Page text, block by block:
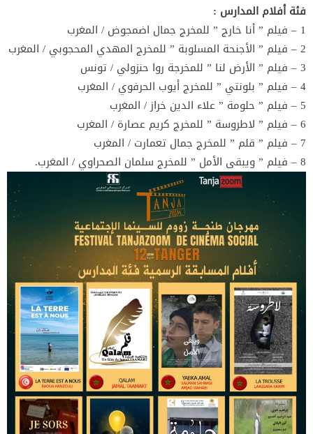
فئة أفلام المدارس :
1 – فيلم ” أنا خارج ” للمخرج جمال اضمجوض / المغرب
2 – فيلم ” الأجنحة المسلوبة ” للمخرج المهدي المحجوبي / المغرب
3 – فيلم ” الأرض لنا ” للمخرجة روا حنزولي / تونس
4 – فيلم ” بلونتي ” للمخرج أيوب الحرفوي / المغرب
5 – فيلم ” حلومة ” علاء الدين خراز / المغرب
6 – فيلم ” لاطروسة ” للمخرج كريم عصارة / المغرب
7 – فيلم ” قلم ” للمخرج جمال تعمارت / المغرب
8 – فيلم ” ويبقى الأمل ” للمخرج سلمان الصحراوي / المغرب.